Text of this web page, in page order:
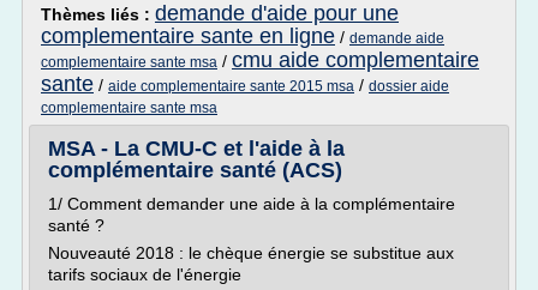
Thèmes liés : demande d'aide pour une
complementaire sante en ligne / demande aide
complementaire sante msa / cmu aide complementaire
sante / aide complementaire sante 2015 msa / dossier aide
complementaire sante msa
MSA - La CMU-C et l'aide à la
complémentaire santé (ACS)
1/ Comment demander une aide à la complémentaire
santé ?
Nouveauté 2018 : le chèque énergie se substitue aux
tarifs sociaux de l'énergie